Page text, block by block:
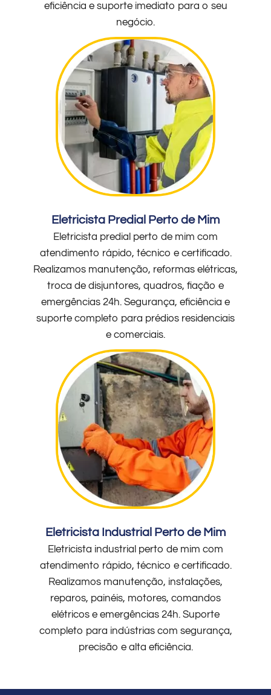
eficiência e suporte imediato para o seu
negócio.
Eletricista Predial Perto de Mim
Eletricista predial perto de mim com
atendimento rápido, técnico e certificado.
Realizamos manutenção, reformas elétricas,
troca de disjuntores, quadros, fiação e
emergências 24h. Segurança, eficiência e
suporte completo para prédios residenciais
e comerciais.
Eletricista Industrial Perto de Mim
Eletricista industrial perto de mim com
atendimento rápido, técnico e certificado.
Realizamos manutenção, instalações,
reparos, painéis, motores, comandos
elétricos e emergências 24h. Suporte
completo para indústrias com segurança,
precisão e alta eficiência.